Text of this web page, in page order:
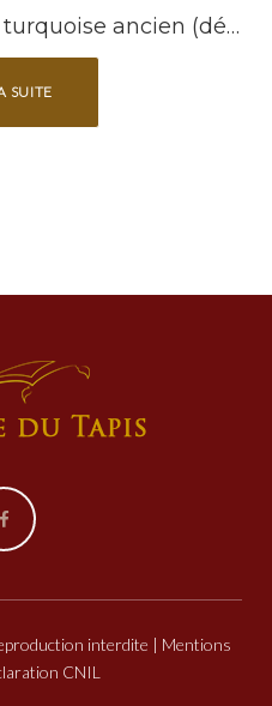
Tabatière chinoise en turquoise ancien (décor floral)
SUITE
interdite | Mentions
CNIL